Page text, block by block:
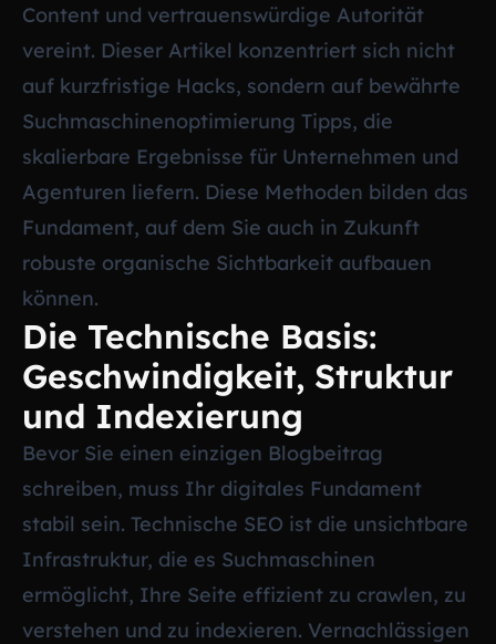
Content und vertrauenswürdige Autorität
vereint. Dieser Artikel konzentriert sich nicht
auf kurzfristige Hacks, sondern auf bewährte
Suchmaschinenoptimierung Tipps, die
skalierbare Ergebnisse für Unternehmen und
Agenturen liefern. Diese Methoden bilden das
Fundament, auf dem Sie auch in Zukunft
robuste organische Sichtbarkeit aufbauen
können.
Die Technische Basis:
Geschwindigkeit, Struktur
und Indexierung
Bevor Sie einen einzigen Blogbeitrag
schreiben, muss Ihr digitales Fundament
stabil sein. Technische SEO ist die unsichtbare
Infrastruktur, die es Suchmaschinen
ermöglicht, Ihre Seite effizient zu crawlen, zu
verstehen und zu indexieren. Vernachlässigen